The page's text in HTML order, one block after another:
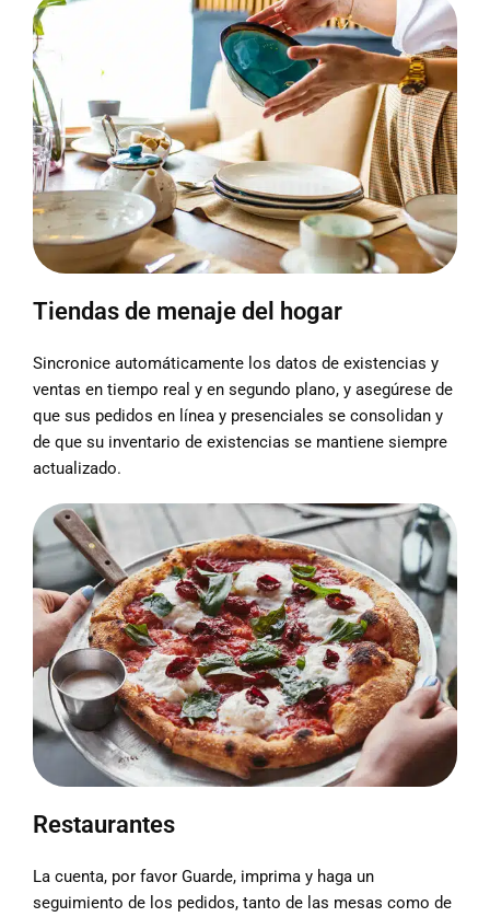
Tiendas de menaje del hogar
Sincronice automáticamente los datos de existencias y
ventas en tiempo real y en segundo plano, y asegúrese de
que sus pedidos en línea y presenciales se consolidan y
de que su inventario de existencias se mantiene siempre
actualizado.
Restaurantes
La cuenta, por favor Guarde, imprima y haga un
seguimiento de los pedidos, tanto de las mesas como de